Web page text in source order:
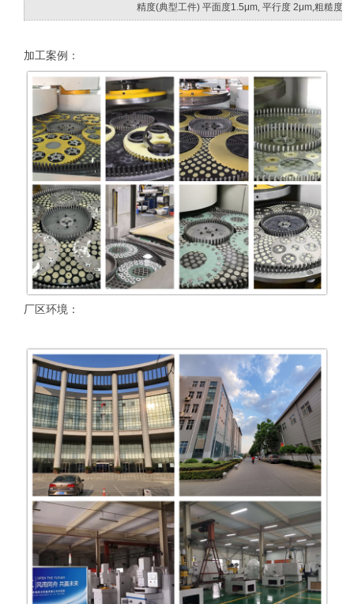
精度(典型工件) 平面度1.5μm, 平行度 2μm,粗糙度
加工案例：
厂区环境：